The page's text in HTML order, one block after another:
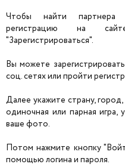
Чтобы найти партнера
регистрацию на
"Зарегистрироваться".
Вы можете
соц. сетях или пройти
Далее укажите страну,
одиночная или парная игра,
ваше фото.
Потом нажмите кнопку
помощью логина и пароля.